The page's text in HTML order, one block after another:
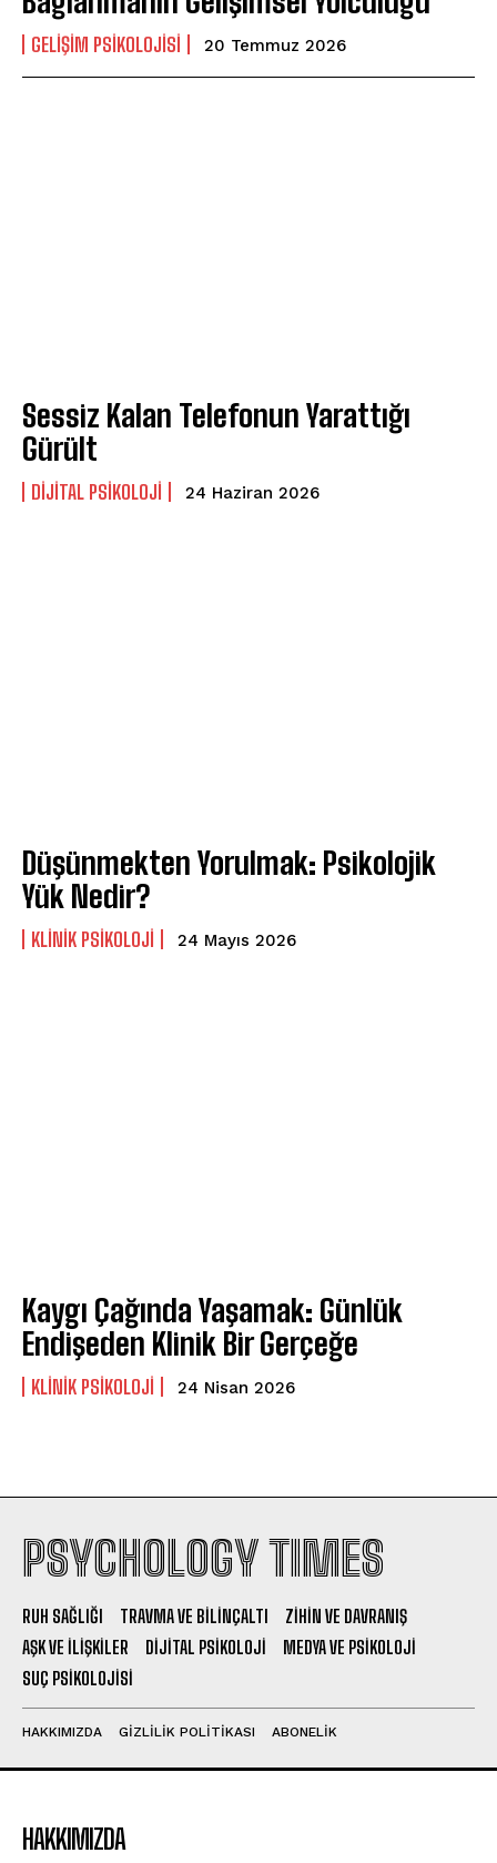
GELIŞIM PSIKOLOJISI 20 Temmuz 2026
Sessiz Kalan Telefonun Yarattığı
Gürült
DIJITAL PSIKOLOJI 24 Haziran 2026
Düşünmekten Yorulmak: Psikolojik
Yük Nedir?
KLINIK PSIKOLOJI 24 Mayıs 2026
Kaygı Çağında Yaşamak: Günlük
Endişeden Klinik Bir Gerçeğe
KLINIK PSIKOLOJI 24 Nisan 2026
PSYCHOLOGY TIMES
RUH SAĞLIĞI TRAVMA VE BILINÇALTI
ZIHIN VE DAVRANIŞ
AŞK VE İLIŞKILER
DIJITAL PSIKOLOJI
MEDYA VE PSIKOLOJI
SUÇ PSIKOLOJISI
HAKKIMIZDA GIZLILIK POLITIKASI ABONELIK
HAKKIMIZDA